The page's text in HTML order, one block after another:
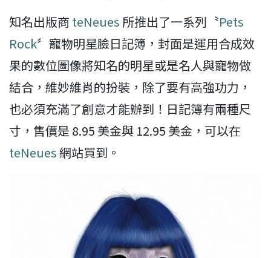
知名出版商 teNeues 所推出了一系列〝Pets
Rock〞寵物明星臉日記簿，封面是運用合成效
果的數位圖像將知名的明星或是名人與寵物做
結合，維妙維肖的扮裝，除了要有高強功力，
也必須充滿了創意才能辦到！日記簿有兩種尺
寸，售價是 8.95 美金與 12.95 美金，可以在
teNeues網站買到。